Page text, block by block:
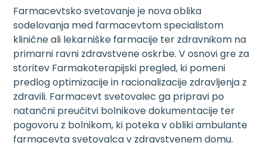
Farmacevtsko svetovanje je nova oblika
sodelovanja med farmacevtom specialistom
klinične ali lekarniške farmacije ter zdravnikom na
primarni ravni zdravstvene oskrbe. V osnovi gre za
storitev Farmakoterapijski pregled, ki pomeni
predlog optimizacije in racionalizacije zdravljenja z
zdravili. Farmacevt svetovalec ga pripravi po
natančni preučitvi bolnikove dokumentacije ter
pogovoru z bolnikom, ki poteka v obliki ambulante
farmacevta svetovalca v zdravstvenem domu.